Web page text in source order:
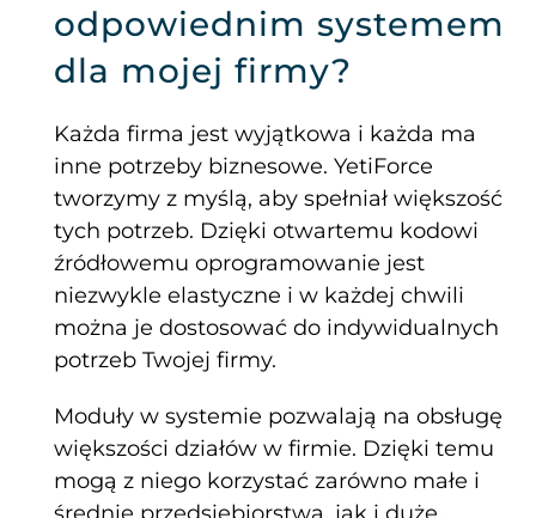
odpowiednim systemem
dla mojej firmy?
Każda firma jest wyjątkowa i każda ma
inne potrzeby biznesowe. YetiForce
tworzymy z myślą, aby spełniał większość
tych potrzeb. Dzięki otwartemu kodowi
źródłowemu oprogramowanie jest
niezwykle elastyczne i w każdej chwili
można je dostosować do indywidualnych
potrzeb Twojej firmy.
Moduły w systemie pozwalają na obsługę
większości działów w firmie. Dzięki temu
mogą z niego korzystać zarówno małe i